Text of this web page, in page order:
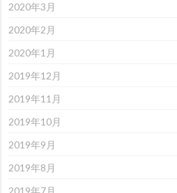
2020年3月
2020年2月
2020年1月
2019年12月
2019年11月
2019年10月
2019年9月
2019年8月